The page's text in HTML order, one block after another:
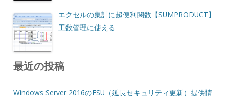
エクセルの集計に超便利関数【SUMPRODUCT】
工数管理に使える
最近の投稿
Windows Server 2016のESU（延長セキュリティ更新）提供情